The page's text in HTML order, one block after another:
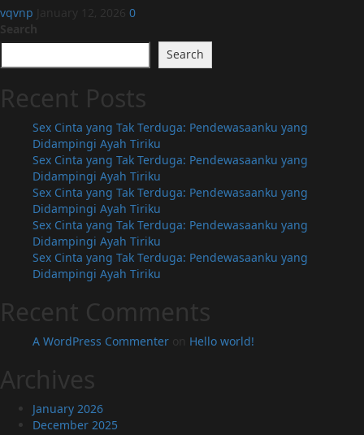
vqvnp January 12, 2026 0
Search
Search
Recent Posts
Sex Cinta yang Tak Terduga: Pendewasaanku yang
Didampingi Ayah Tiriku
Sex Cinta yang Tak Terduga: Pendewasaanku yang
Didampingi Ayah Tiriku
Sex Cinta yang Tak Terduga: Pendewasaanku yang
Didampingi Ayah Tiriku
Sex Cinta yang Tak Terduga: Pendewasaanku yang
Didampingi Ayah Tiriku
Sex Cinta yang Tak Terduga: Pendewasaanku yang
Didampingi Ayah Tiriku
Recent Comments
A WordPress Commenter on Hello world!
Archives
January 2026
December 2025